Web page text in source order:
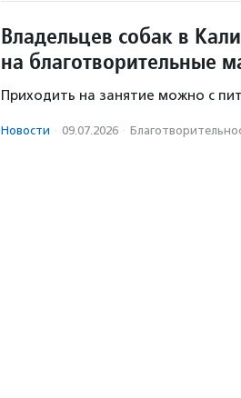
Владельцев собак в
на благотворительные
Приходить на занятие можно с
Новости · 09.07.2026 ·